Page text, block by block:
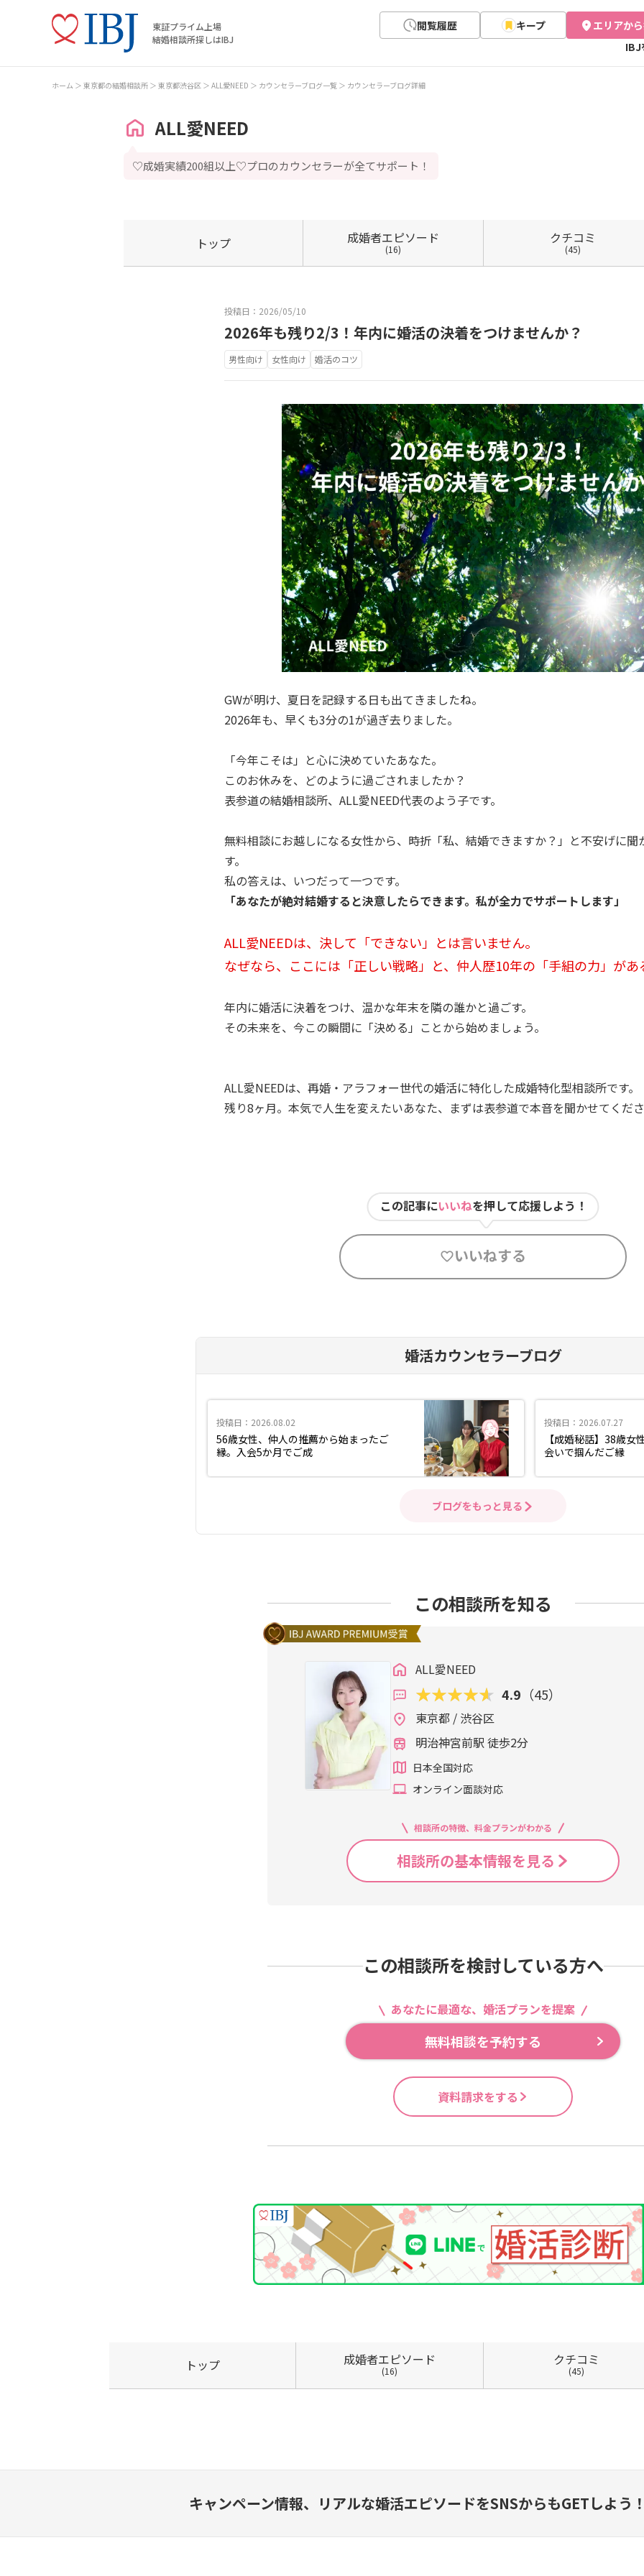
東証プライム上場
結婚相談所探しはIBJ
閲覧履歴 キープ
エリアか
IBJ
ホーム 東京都の結婚相談所 東京都渋谷区 ALL愛NEED カウンセラーブログ一覧 カウンセラーブログ詳細
ALL愛NEED
♡成婚実績200組以上♡プロのカウンセラーが全てサポート！
トップ 成婚者エピソード
(16)
クチコミ
(45)
投稿日：2026/05/10
2026年も残り2/3！年内に婚活の決着をつけませんか？
男性向け 女性向け 婚活のコツ
GWが明け、夏日を記録する日も出てきましたね。
2026年も、早くも3分の1が過ぎ去りました。
「今年こそは」と心に決めていたあなた。
このお休みを、どのように過ごされましたか？
表参道の結婚相談所、ALL愛NEED代表のよう子です。
無料相談にお越しになる女性から、時折「私、結婚できますか？」と不安げに聞
す。
私の答えは、いつだって一つです。
「あなたが絶対結婚すると決意したらできます。私が全力でサポートします」
ALL愛NEEDは、決して「できない」とは言いません。
なぜなら、ここには「正しい戦略」と、仲人歴10年の「手組の力」があ
年内に婚活に決着をつけ、温かな年末を隣の誰かと過ごす。
その未来を、今この瞬間に「決める」ことから始めましょう。
ALL愛NEEDは、再婚・アラフォー世代の婚活に特化した成婚特化型相談所です。
残り8ヶ月。本気で人生を変えたいあなた、まずは表参道で本音を聞かせてくだ
この記事にいいねを押して応援しよう！
いいねする
婚活カウンセラーブログ
投稿日：2026.08.02
56歳女性、仲人の推薦から始まったご
縁。入会5か月でご成
投稿日：2026.07.27
【成婚秘話】38歳女
会いで掴んだご縁
ブログをもっと見る
この相談所を知る
ALL愛NEED
4.9 （45）
東京都 / 渋谷区
明治神宮前駅 徒歩2分
日本全国対応
オンライン面談対応
相談所の特徴、料金プランがわかる
相談所の基本情報を見る
この相談所を検討している方へ
あなたに最適な、婚活プランを提案
無料相談を予約する
資料請求をする
トップ 成婚者エピソード
(16)
クチコミ
(45)
キャンペーン情報、 リアルな婚活エピソードをSNSからもGETしよう